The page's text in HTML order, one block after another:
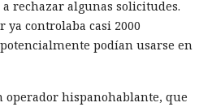
rechazar algunas solicitudes.
ya controlaba casi 2000
podían usarse en
operador hispanohablante, que